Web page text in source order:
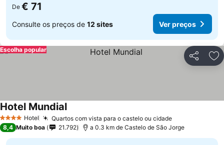
De € 71
Consulte os preços de 12 sites Ver preços
Partilhar
Escolha popular
4 EstrelasHotel Quartos com vista para o castelo ou cidade
Hotel Mundial
8,4 Muito boa 21.792 a 0.3 km de Castelo de São Jorge